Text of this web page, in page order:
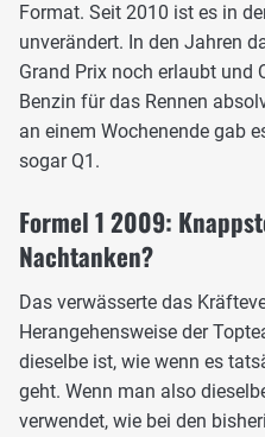
Format. Seit 2010 ist es in
unverändert. In den Jahren
Grand Prix noch erlaubt und
Benzin für das Rennen
an einem Wochenende gab
sogar Q1.
Formel 1 2009:
Nachtanken?
Das verwässerte das
Herangehensweise der
dieselbe ist, wie wenn es
geht. Wenn man also
verwendet, wie bei den